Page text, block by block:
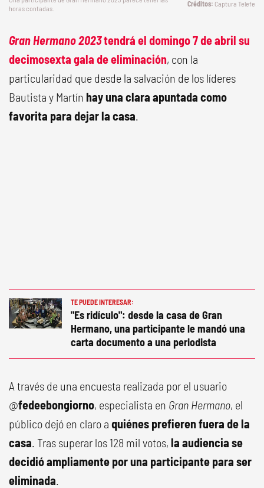
horas contadas.
Captura Telefe
Gran Hermano 2023tendrá el domingo 7 de abril su
decimosexta gala de eliminación, con la
particularidad que desde la salvación de los líderes
Bautista y Martín hay una clara apuntada como
favorita para dejar la casa.
TE PUEDE INTERESAR:
"Es ridículo": desde la casa de Gran
Hermano, una participante le mandó una
carta documento a una periodista
A través de una encuesta realizada por el usuario
@fedeebongiorno, especialista en Gran Hermano, el
público dejó en claro a quiénes prefieren fuera de la
casa. Tras superar los 128 mil votos, la audiencia se
decidió ampliamente por una participante para ser
eliminada.